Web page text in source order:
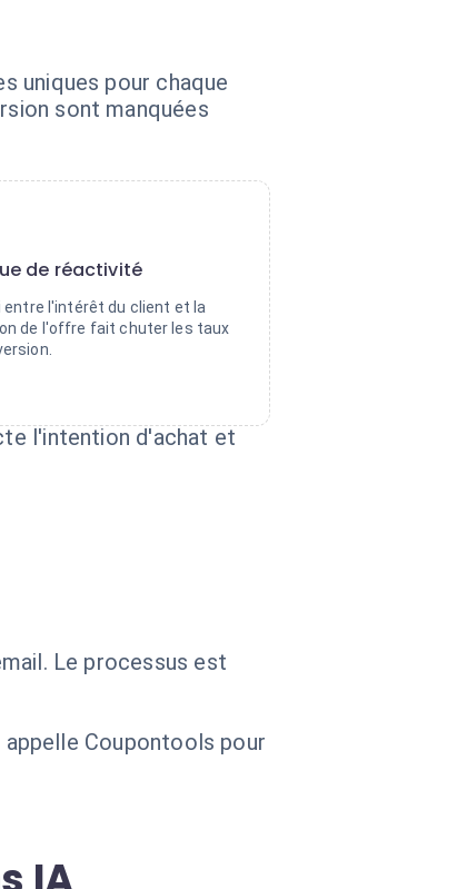
uniques pour chaque
sont manquées
de réactivité
entre l'intérêt du client et la
de l'offre fait chuter les taux
l'intention d'achat et
Le processus est
Coupontools pour